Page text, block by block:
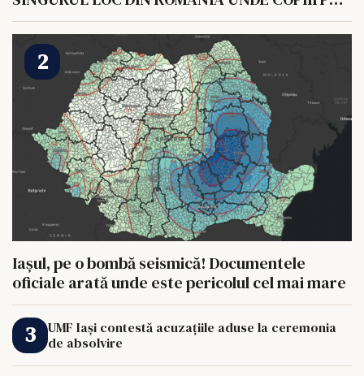
HRANI UN ELEFANT
Iașul, pe o bombă seismică! Documentele
oficiale arată unde este pericolul cel mai mare
UMF Iași contestă acuzațiile aduse la ceremonia
de absolvire